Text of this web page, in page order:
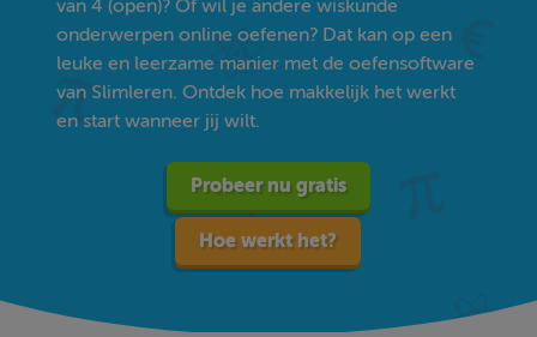
van 4 (open)? Of wil je andere wiskunde
onderwerpen online oefenen? Dat kan op een
leuke en leerzame manier met de oefensoftware
van Slimleren. Ontdek hoe makkelijk het werkt
en start wanneer jij wilt.
Probeer nu gratis
Hoe werkt het?